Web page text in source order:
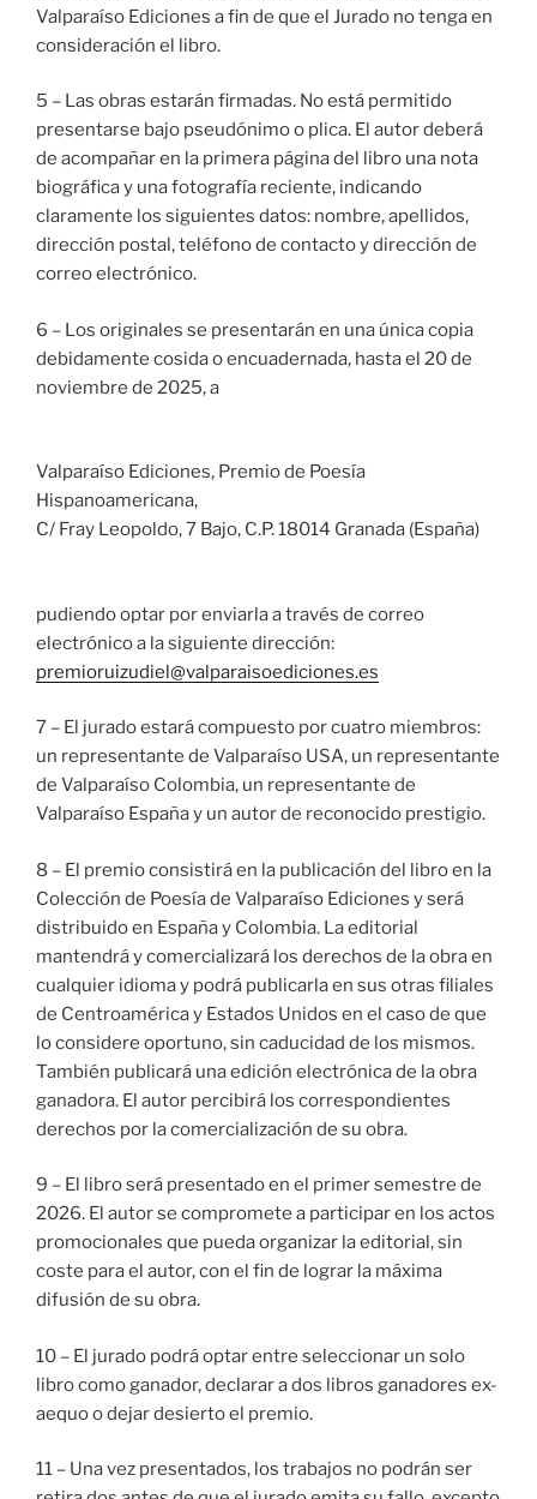
Valparaíso Ediciones a fin de que el Jurado no tenga en
consideración el libro.
5 – Las obras estarán firmadas. No está permitido
presentarse bajo pseudónimo o plica. El autor deberá
de acompañar en la primera página del libro una nota
biográfica y una fotografía reciente, indicando
claramente los siguientes datos: nombre, apellidos,
dirección postal, teléfono de contacto y dirección de
correo electrónico.
6 – Los originales se presentarán en una única copia
debidamente cosida o encuadernada, hasta el 20 de
noviembre de 2025, a
Valparaíso Ediciones, Premio de Poesía
Hispanoamericana,
C/ Fray Leopoldo, 7 Bajo, C.P. 18014 Granada (España)
pudiendo optar por enviarla a través de correo
electrónico a la siguiente dirección:
premioruizudiel@valparaisoediciones.es
7 – El jurado estará compuesto por cuatro miembros:
un representante de Valparaíso USA, un representante
de Valparaíso Colombia, un representante de
Valparaíso España y un autor de reconocido prestigio.
8 – El premio consistirá en la publicación del libro en la
Colección de Poesía de Valparaíso Ediciones y será
distribuido en España y Colombia. La editorial
mantendrá y comercializará los derechos de la obra en
cualquier idioma y podrá publicarla en sus otras filiales
de Centroamérica y Estados Unidos en el caso de que
lo considere oportuno, sin caducidad de los mismos.
También publicará una edición electrónica de la obra
ganadora. El autor percibirá los correspondientes
derechos por la comercialización de su obra.
9 – El libro será presentado en el primer semestre de
2026. El autor se compromete a participar en los actos
promocionales que pueda organizar la editorial, sin
coste para el autor, con el fin de lograr la máxima
difusión de su obra.
10 – El jurado podrá optar entre seleccionar un solo
libro como ganador, declarar a dos libros ganadores ex-
aequo o dejar desierto el premio.
11 – Una vez presentados, los trabajos no podrán ser